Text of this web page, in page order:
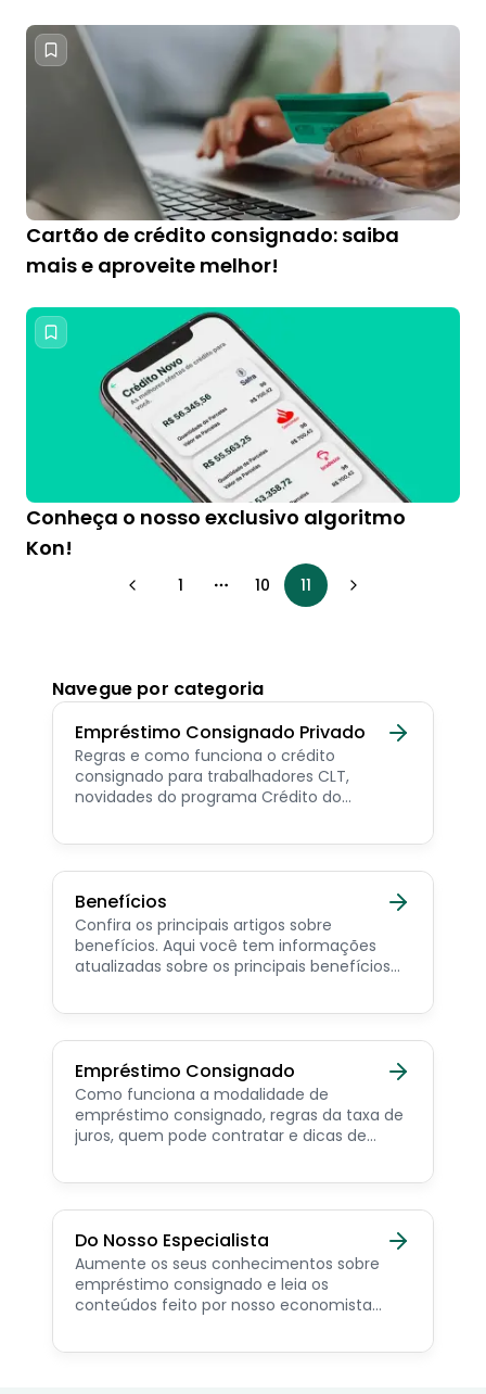
Cartão de crédito consignado: saiba
mais e aproveite melhor!
Conheça o nosso exclusivo algoritmo
Kon!
1 More pages
10 11
Navegue por categoria
Empréstimo Consignado Privado
Regras e como funciona o crédito
consignado para trabalhadores CLT,
novidades do programa Crédito do
consignado privado.
Benefícios
Confira os principais artigos sobre
benefícios. Aqui você tem informações
atualizadas sobre os principais benefícios
pensionista e beneficiários de programas
Empréstimo Consignado
Como funciona a modalidade de
empréstimo consignado, regras da taxa de
juros, quem pode contratar e dicas de
Do Nosso Especialista
Aumente os seus conhecimentos sobre
empréstimo consignado e leia os
conteúdos feito por nosso economista